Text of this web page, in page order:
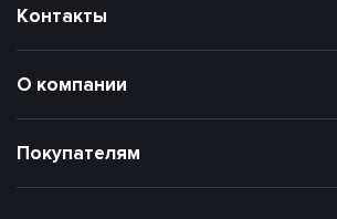
Покупателям
О компании
Контакты